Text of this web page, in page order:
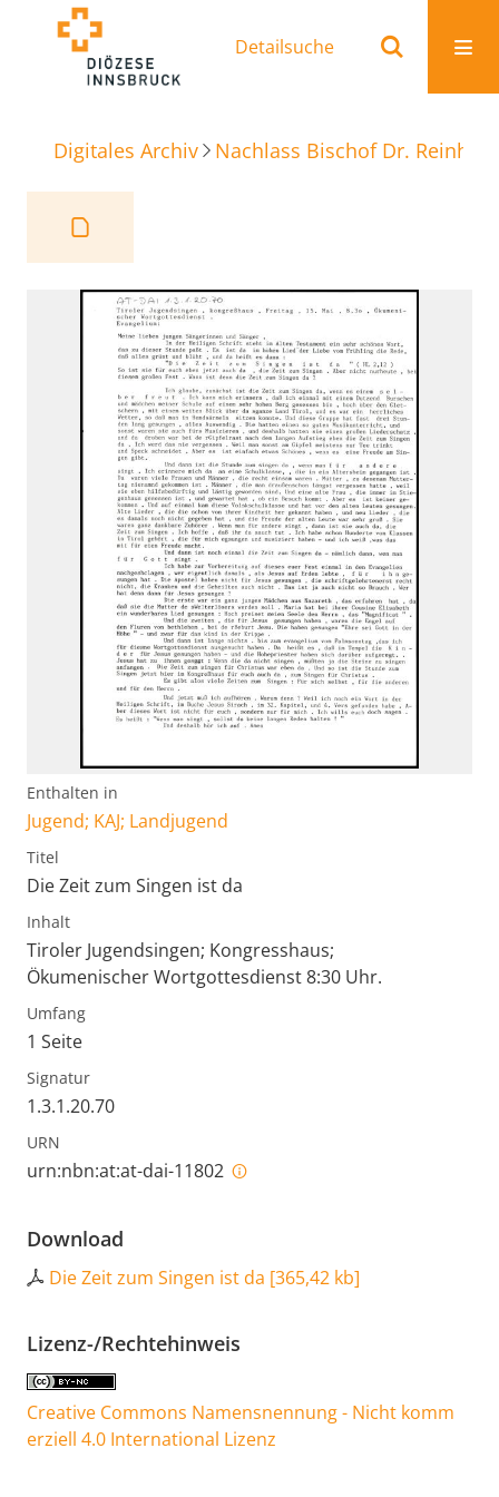
Detailsuche
Digitales Archiv Nachlass Bischof Dr.
Enthalten in
Jugend; KAJ; Landjugend
Titel
Die Zeit zum Singen ist da
Inhalt
Tiroler Jugendsingen; Kongresshaus;
Ökumenischer Wortgottesdienst 8:30 Uhr.
Umfang
1 Seite
Signatur
1.3.1.20.70
URN
urn:nbn:at:at-dai-11802
Download
Die Zeit zum Singen ist da [365,42 kb]
Lizenz-/Rechtehinweis
Creative Commons Namensnennung - Nicht komm
erziell 4.0 International Lizenz